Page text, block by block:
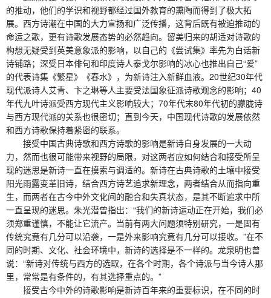
的推动，他们的学识和视野都经过国外教育的熏陶而得到了极大拓
展。西方诗潮在中国的大力宣扬和广泛传播，这背后既有被迫推动的
命运之歌，更有诗歌发展态势的必然趋向。留美归来的胡适对诗歌的
构想无疑受到英美意象派的影响，以自己的《尝试集》率先为白话新
诗铺路；深受日本俳句和印度诗人泰戈尔影响的冰心也推出自己“爱”
的代表诗集《繁星》《春水》，为新诗注入新鲜血液。20世纪30年代
现代派诗人艾青、卞之琳等人主要受法国象征派诗歌观念的影响；40
年代九叶诗派受西方现代主义影响较大；70年代末80年代初的朦胧诗
与西方现代派的关系也很密切；直到今天，中国现代诗歌的发展依然
和西方诗歌保持着紧密的联系。
接受中国古典诗歌和西方诗歌的影响是新诗自身发展的一大动
力，然而也很可能带来视野的局限，对这两者应如何结合和接受所呈
现的迷思是新诗一直在摸索与调适的。新诗在古典诗歌的土壤中接受
阳光雨露变革旧诗，结合西方诗艺追求新理念，两者结合从而指向重
生，而两者在古今中外文化间的融合和失真状态，是其不断追求中所
一直呈现的迷思。朱光潜曾指出：“我们的新诗运动正在开始，我们必
须郑重谨慎，不能让它流产。当前有两大问题须特别研究，一是固有
传统究竟有几分可以沿袭，一是外来影响究竟有几分可以接收。”在不
同的时期、文化、社会环境中，新诗的选择是不一样的。龙泉明也曾
说：“新诗对传统与西方的选取，在各个时期，各个诗派与当今诗人那
里，常常是有条件的，有其选择重点的。”
接受古今中外的诗歌影响是新诗百年来的重要标识，在不同的时